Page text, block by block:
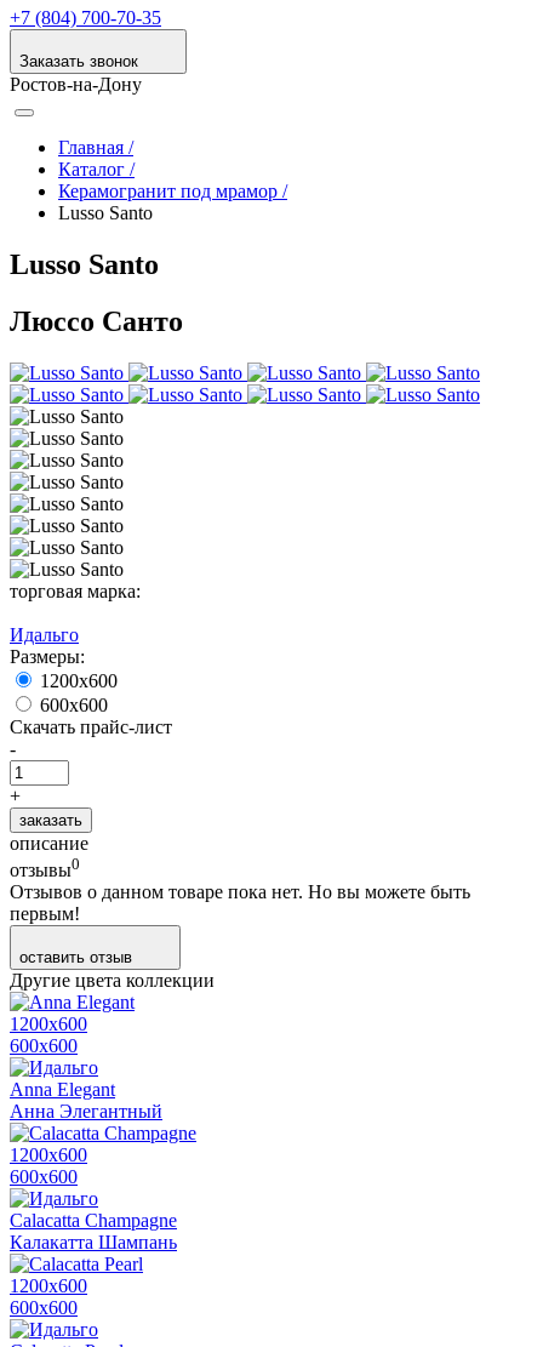
+7 (804) 700-70-35
Заказать звонок
Ростов-на-Дону
Главная /
Каталог /
Керамогранит под мрамор /
Lusso Santo
Lusso Santo
Люссо Санто
торговая марка:
Идальго
Размеры:
1200х600
600х600
Скачать прайс-лист
-
+
заказать
описание
отзывы0
Отзывов о данном товаре пока нет. Но вы можете быть
первым!
оставить отзыв
Другие цвета коллекции
1200х600
600х600
Anna Elegant
Анна Элегантный
1200х600
600х600
Calacatta Champagne
Калакатта Шампань
1200х600
600х600